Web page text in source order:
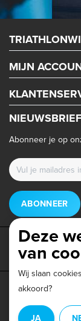
MIJN
NIEUWSBRIEF
Abonneer je op
ABONNEER
Privacy beleid
© Copyright
Deze
van
Wij slaan
akkoord?
JA